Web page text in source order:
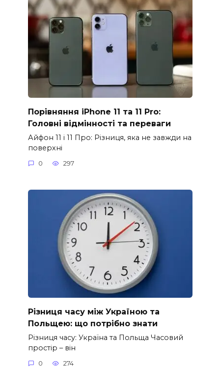
Порівняння iPhone 11 та 11 Pro:
Головні відмінності та переваги
Айфон 11 і 11 Про: Різниця, яка не завжди на
поверхні
0 297
Різниця часу між Україною та
Польщею: що потрібно знати
Різниця часу: Україна та Польща Часовий
простір – він
0 274